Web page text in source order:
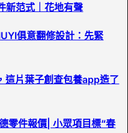
新范式｜花地有聲
俱意翻修設計：先緊
這片葉子創查包養app造了
零件報價| 小眾項目標“春